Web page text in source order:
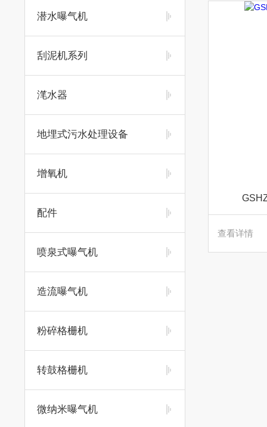
潜水曝气机
刮泥机系列
滗水器
地埋式污水处理设备
增氧机
配件
喷泉式曝气机
造流曝气机
粉碎格栅机
转鼓格栅机
微纳米曝气机
查看详情